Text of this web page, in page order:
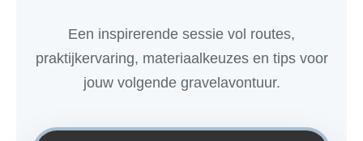
Een inspirerende sessie vol routes,
praktijkervaring, materiaalkeuzes en tips voor
jouw volgende gravelavontuur.